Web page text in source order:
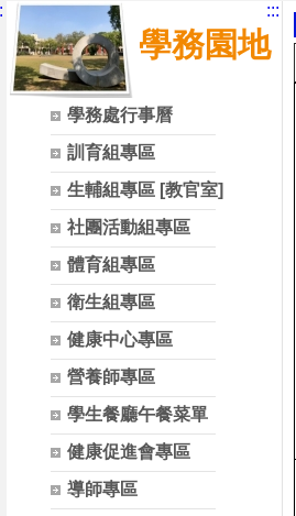
學務園地
學務處行事曆
訓育組專區
生輔組專區 [教官室]
社團活動組專區
體育組專區
衛生組專區
健康中心專區
營養師專區
學生餐廳午餐菜單
健康促進會專區
導師專區
:::